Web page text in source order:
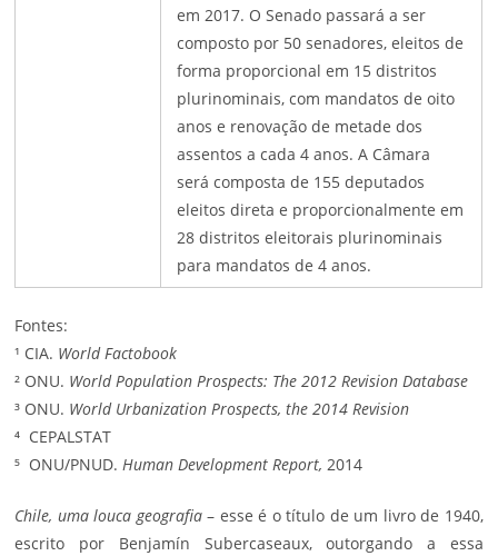
em 2017. O Senado passará a ser
composto por 50 senadores, eleitos de
forma proporcional em 15 distritos
plurinominais, com mandatos de oito
anos e renovação de metade dos
assentos a cada 4 anos. A Câmara
será composta de 155 deputados
eleitos direta e proporcionalmente em
28 distritos eleitorais plurinominais
para mandatos de 4 anos.
Fontes:
¹ CIA. World Factobook
² ONU. World Population Prospects: The 2012 Revision Database
³ ONU. World Urbanization Prospects, the 2014 Revision
⁴ CEPALSTAT
⁵ ONU/PNUD.Human Development Report,2014
Chile, uma louca geografia– esse é o título de um livro de 1940,
escrito por Benjamín Subercaseaux, outorgando a essa